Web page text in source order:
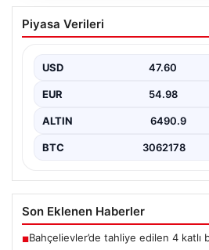
Yandex Türkiye, Harita
Uygulamalarına Yapay
Şekillendiriyor
Yandex Türkiye, teknolojik
bir adım atarak, en popüler harita
Piyasa Verileri
USD 47.60
EUR 54.98
ALTIN 6490.9
BTC 3062178
Son Eklenen Haberler
■Bahçelievler’de tahliye edilen 4 katlı